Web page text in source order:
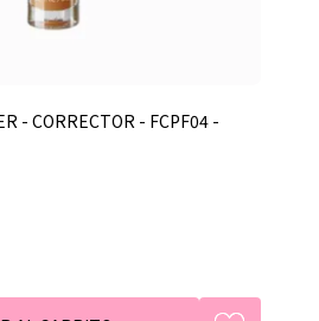
- CORRECTOR - FCPF04 -